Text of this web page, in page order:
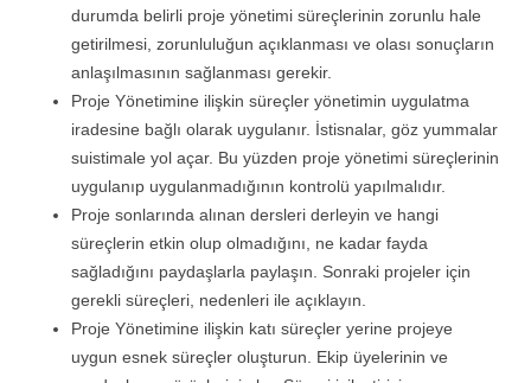
durumda belirli proje yönetimi süreçlerinin zorunlu hale
getirilmesi, zorunluluğun açıklanması ve olası sonuçların
anlaşılmasının sağlanması gerekir.
Proje Yönetimine ilişkin süreçler yönetimin uygulatma
iradesine bağlı olarak uygulanır. İstisnalar, göz yummalar
suistimale yol açar. Bu yüzden proje yönetimi süreçlerinin
uygulanıp uygulanmadığının kontrolü yapılmalıdır.
Proje sonlarında alınan dersleri derleyin ve hangi
süreçlerin etkin olup olmadığını, ne kadar fayda
sağladığını paydaşlarla paylaşın. Sonraki projeler için
gerekli süreçleri, nedenleri ile açıklayın.
Proje Yönetimine ilişkin katı süreçler yerine projeye
uygun esnek süreçler oluşturun. Ekip üyelerinin ve